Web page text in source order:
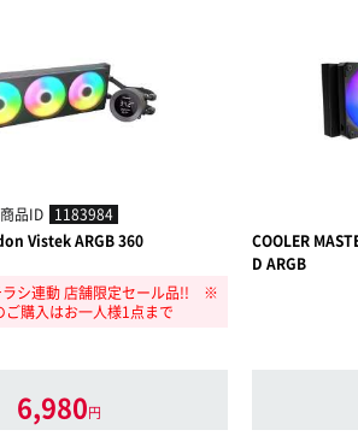
商品ID 1183984
Vistek ARGB 360
ラシ連動 店舗限定セール品!! ※
ご購入はお一人様1点まで
6,980円
COOLER
D ARGB